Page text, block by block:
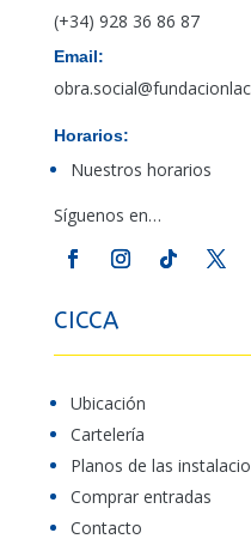
(+34) 928 36 86 87
Email:
Horarios:
Nuestros horarios
Síguenos en…
CICCA
Ubicación
Cartelería
Planos de las
Comprar entradas
Contacto